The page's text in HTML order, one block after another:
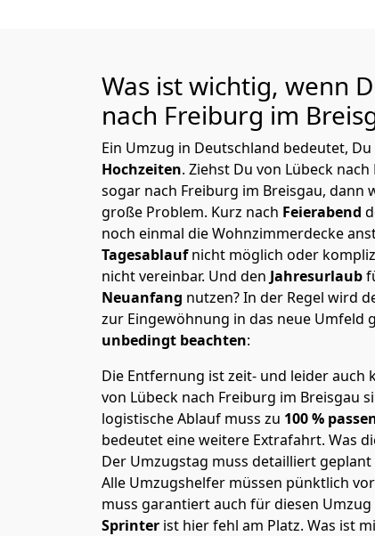
Was ist wichtig, wenn
nach Freiburg im
Ein Umzug in Deutschland bedeutet,
Hochzeiten. Ziehst Du von Lübeck
sogar nach Freiburg im Breisgau, dann
große Problem. Kurz nach Feierabend
noch einmal die Wohnzimmerdecke
Tagesablaufnicht möglich oder
nicht vereinbar. Und den Jahresurlaub
Neuanfang nutzen? In der Regel wird
zur Eingewöhnung in das neue Umfeld
unbedingt beachten:
Die Entfernung ist zeit- und leider auch
von Lübeck nach Freiburg im Breisgau
logistische Ablauf muss zu 100 %
bedeutet eine weitere Extrafahrt. Was
Der Umzugstag muss detailliert
Alle Umzugshelfer müssen pünktlich
muss garantiert auch für diesen Umzug
Sprinter ist hier fehl am Platz. Was ist